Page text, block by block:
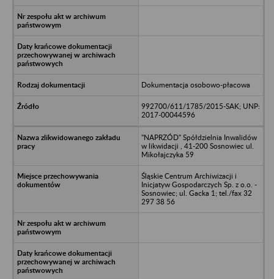
Dokumentacja osobowo-płacowa
992700/611/1785/2015-SAK; UNP:
2017-00044596
"NAPRZÓD" Spółdzielnia Inwalidów
w likwidacji , 41-200 Sosnowiec ul.
Mikołajczyka 59
Śląskie Centrum Archiwizacji i
Inicjatyw Gospodarczych Sp. z o.o. -
Sosnowiec; ul. Gacka 1; tel./fax 32
297 38 56